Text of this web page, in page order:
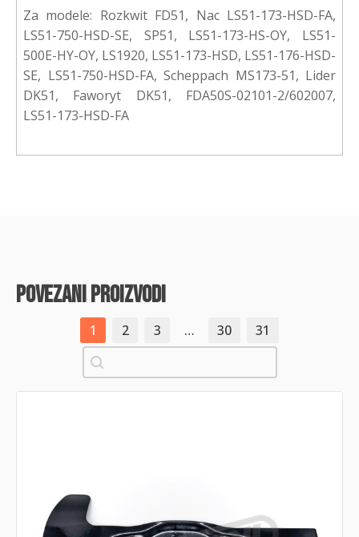
Za modele: Rozkwit FD51, Nac LS51-173-HSD-FA,
LS51-750-HSD-SE, SP51, LS51-173-HS-OY, LS51-
500E-HY-OY, LS1920, LS51-173-HSD, LS51-176-HSD-
SE, LS51-750-HSD-FA, Scheppach MS173-51, Lider
DK51, Faworyt DK51, FDA50S-02101-2/602007,
LS51-173-HSD-FA
povezani proizvodi
1 2 3 … 30
31
Pretraži